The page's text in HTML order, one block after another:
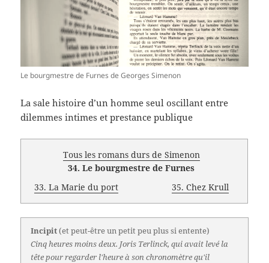
Le bourgmestre de Furnes de Georges Simenon
La sale histoire d’un homme seul oscillant entre
dilemmes intimes et prestance publique
Tous les romans durs de Simenon
34. Le bourgmestre de Furnes
33. La Marie du port
35. Chez Krull
Incipit(et peut-être un petit peu plus si entente)
Cinq heures moins deux. Joris Terlinck, qui avait levé la
tête pour regarder l'heure à son chronomètre qu'il